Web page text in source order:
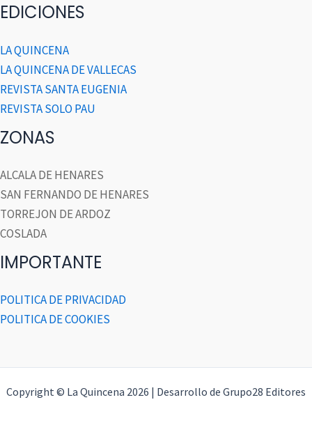
EDICIONES
LA QUINCENA
LA QUINCENA DE VALLECAS
REVISTA SANTA EUGENIA
REVISTA SOLO PAU
ZONAS
ALCALA DE HENARES
SAN FERNANDO DE HENARES
TORREJON DE ARDOZ
COSLADA
IMPORTANTE
POLITICA DE PRIVACIDAD
POLITICA DE COOKIES
Copyright © La Quincena 2026 | Desarrollo de Grupo28 Editores